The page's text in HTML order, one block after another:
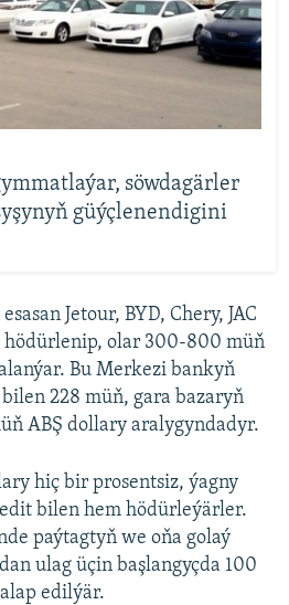
söwdagärler
güýçlenendigini
Jetour, BYD, Chery, JAC
olar 300-800 müň
Bu Merkezi bankyň
228 müň, gara bazaryň
ABŞ dollary aralygyndadyr.
hiç bir prosentsiz, ýagny
bilen hem hödürleýärler.
paýtagtyň we oňa golaý
ulag üçin başlangyçda 100
edilýär.